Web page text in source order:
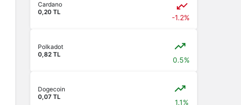
Cardano
0,20 TL
-1.2%
Polkadot
0,82 TL
0.5%
Dogecoin
0,07 TL
1.1%